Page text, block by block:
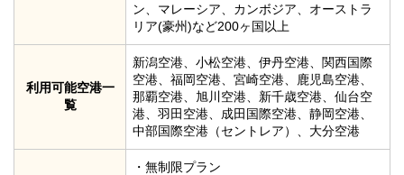
ン、マレーシア、カンボジア、オーストラ
リア(豪州)など200ヶ国以上
利用可能空港一
覧
新潟空港、小松空港、伊丹空港、関西国際
空港、福岡空港、宮崎空港、鹿児島空港、
那覇空港、旭川空港、新千歳空港、仙台空
港、羽田空港、成田国際空港、静岡空港、
中部国際空港（セントレア）、大分空港
・無制限プラン